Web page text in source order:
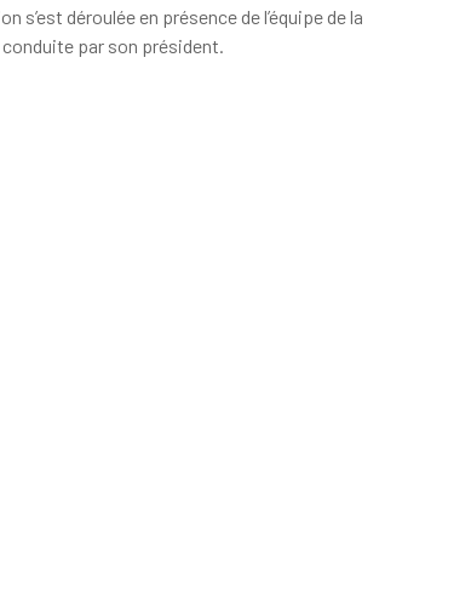
s’est déroulée en présence de l’équipe de la
par son président.